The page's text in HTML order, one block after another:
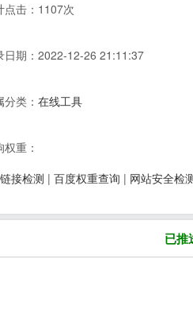
点击：1107次
日期：2022-12-26 21:11:37
分类：在线工具
权重：
接检测 | 百度权重查询 | 网站安全检
已推